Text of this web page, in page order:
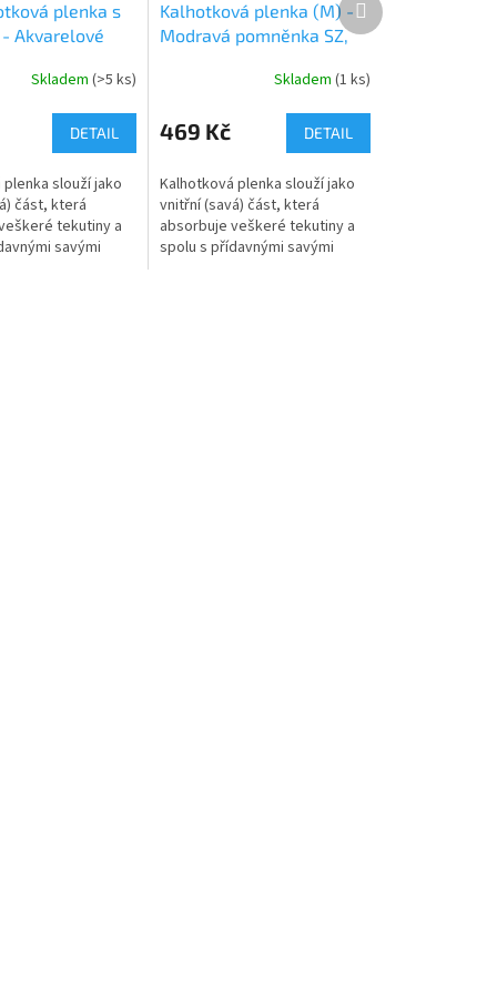
plenka s
- Akvarelové
Skladem(>5 ks)
DETAIL
slouží jako
část, která
tekutiny a
savými
Kalhotková plenka (M) -
Modravá pomněnka SZ,
Skladem (1 ks)
469 Kč DETAIL
Kalhotková plenka slouží jako
vnitřní (savá) část, která
absorbuje veškeré tekutiny a
spolu s přídavnými savými
produkt